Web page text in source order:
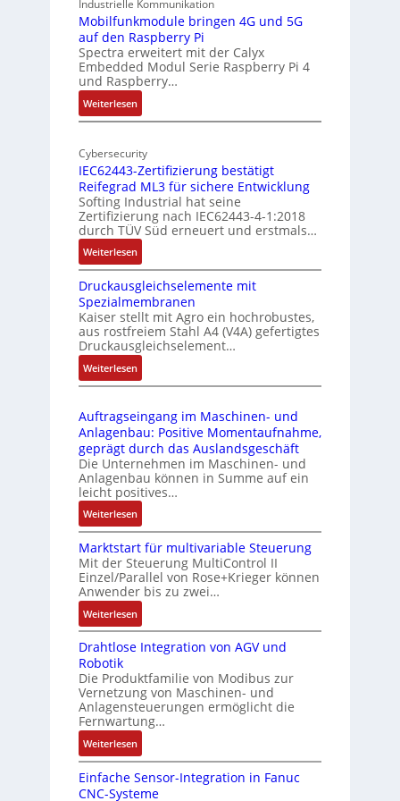
rI
a
n
d
E
g
e
-
Z
o
l
l
-
I
d
u
t
r
i
e
-
P
C
l
ä
s
s
s
c
h
f
l
e
x
i
b
e
l
f
ü
r
i
e
A
n
w
e
n
Industrielle Kommunikation
Mobilfunkmodule bringen 4G und 5G
auf den Raspberry Pi
Spectra erweitert mit der Calyx
Embedded Modul Serie Raspberry Pi 4
und Raspberry…
Weiterlesen:
M
b
i
f
u
n
k
m
o
d
u
l
e
b
r
n
e
n
4
G
u
n
d
5
G
a
u
f
e
n
R
a
s
p
b
Cybersecurity
IEC62443-Zertifizierung bestätigt
Reifegrad ML3 für sichere Entwicklung
Softing Industrial hat seine
Zertifizierung nach IEC62443-4-1:2018
durch TÜV Süd erneuert und erstmals…
Weiterlesen:
I
E
C
6
2
4
4
3
Z
e
r
t
i
i
e
r
n
g
e
s
t
ä
t
i
g
t
Druckausgleichselemente mit
Spezialmembranen
Kaiser stellt mit Agro ein hochrobustes,
aus rostfreiem Stahl A4 (V4A) gefertigtes
Druckausgleichselement…
Weiterlesen:
D
u
c
k
a
u
s
g
l
e
i
c
h
s
e
m
e
n
t
e
m
i
Auftragseingang im Maschinen- und
Anlagenbau: Positive Momentaufnahme,
geprägt durch das Auslandsgeschäft
Die Unternehmen im Maschinen- und
Anlagenbau können in Summe auf ein
leicht positives…
Weiterlesen:
A
u
f
t
r
a
g
s
i
n
g
a
n
i
Marktstart für multivariable Steuerung
Mit der Steuerung MultiControl II
Einzel/Parallel von Rose+Krieger können
Anwender bis zu zwei…
Weiterlesen:
M
a
k
t
s
t
a
r
t
Drahtlose Integration von AGV und
Robotik
Die Produktfamilie von Modibus zur
Vernetzung von Maschinen- und
Anlagensteuerungen ermöglicht die
Fernwartung…
Weiterlesen:
D
r
a
Einfache Sensor-Integration in Fanuc
CNC-Systeme